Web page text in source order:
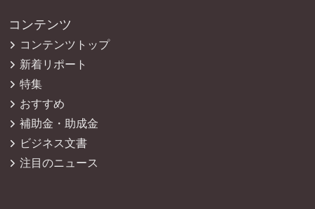
コンテンツ
コンテンツトップ
新着リポート
特集
おすすめ
補助金・助成金
ビジネス文書
注目のニュース